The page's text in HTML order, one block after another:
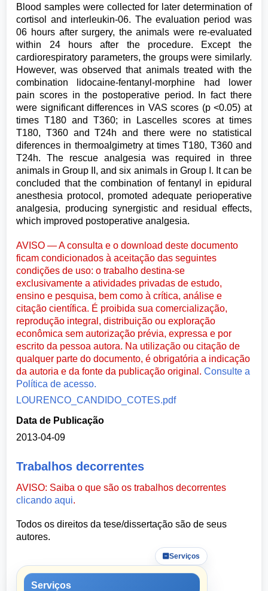
Blood samples were collected for later determination of
cortisol and interleukin-06. The evaluation period was
06 hours after surgery, the animals were re-evaluated
within 24 hours after the procedure. Except the
cardiorespiratory parameters, the groups were similarly.
However, was observed that animals treated with the
combination lidocaine-fentanyl-morphine had lower
pain scores in the postoperative period. In fact there
were significant differences in VAS scores (p <0.05) at
times T180 and T360; in Lascelles scores at times
T180, T360 and T24h and there were no statistical
diferences in thermoalgimetry at times T180, T360 and
T24h. The rescue analgesia was required in three
animals in Group II, and six animals in Group I. It can be
concluded that the combination of fentanyl in epidural
anesthesia protocol, promoted adequate perioperative
analgesia, producing synergistic and residual effects,
which improved postoperative analgesia.
AVISO — A consulta e o download deste documento
ficam condicionados à aceitação das seguintes
condições de uso: o trabalho destina-se
exclusivamente a atividades privadas de estudo,
ensino e pesquisa, bem como à crítica, análise e
citação científica. É proibida sua comercialização,
reprodução integral, distribuição ou exploração
econômica sem autorização prévia, expressa e por
escrito da pessoa autora. Na utilização ou citação de
qualquer parte do documento, é obrigatória a indicação
da autoria e da fonte da publicação original.Consulte a
Política de acesso.
LOURENCO_CANDIDO_COTES.pdf
Data de Publicação
2013-04-09
Trabalhos decorrentes
AVISO: Saiba o que são os trabalhos decorrentes
clicando aqui.
Todos os direitos da tese/dissertação são de seus
autores.
Serviços
Serviços